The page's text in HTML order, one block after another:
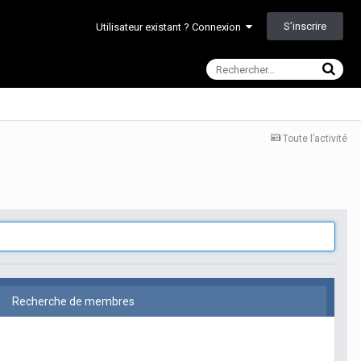
Utilisateur existant ? Connexion S’inscrire
Toute l’activité
Recherche de membres